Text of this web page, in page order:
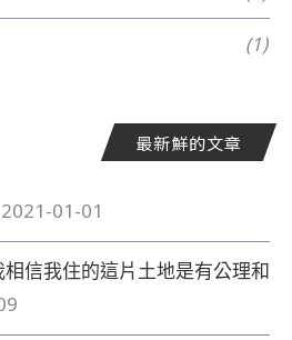
(1)
最新鮮的文章
2021-01-01
信我住的這片土地是有公理和